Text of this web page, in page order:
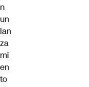
n
un
lan
za
mi
en
to